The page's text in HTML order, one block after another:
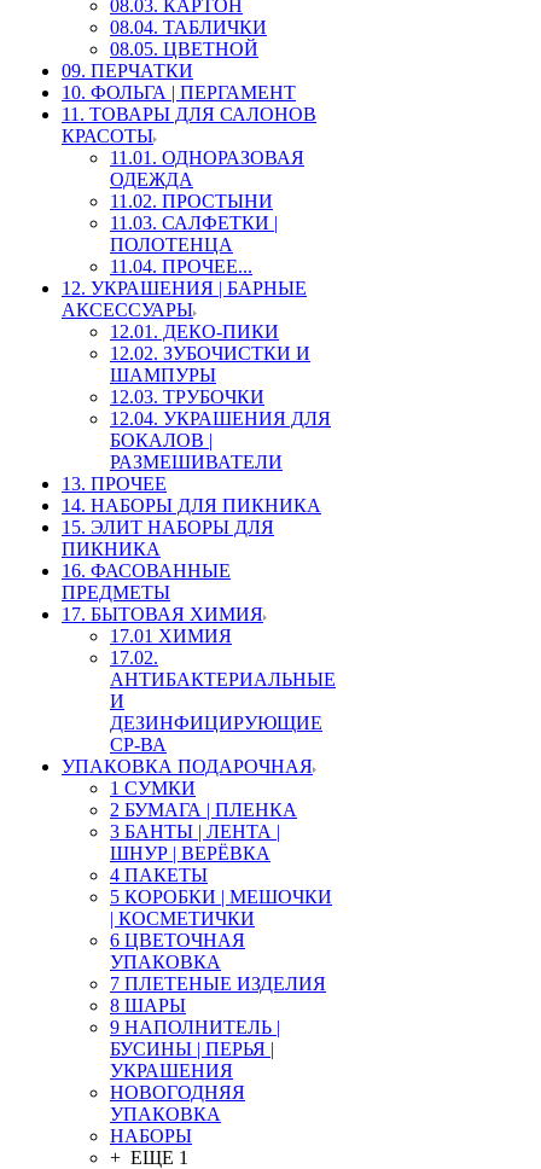
08.03. КАРТОН
08.04. ТАБЛИЧКИ
08.05. ЦВЕТНОЙ
09. ПЕРЧАТКИ
10. ФОЛЬГА | ПЕРГАМЕНТ
11. ТОВАРЫ ДЛЯ САЛОНОВ
КРАСОТЫ
11.01. ОДНОРАЗОВАЯ
ОДЕЖДА
11.02. ПРОСТЫНИ
11.03. САЛФЕТКИ |
ПОЛОТЕНЦА
11.04. ПРОЧЕЕ...
12. УКРАШЕНИЯ | БАРНЫЕ
АКСЕССУАРЫ
12.01. ДЕКО-ПИКИ
12.02. ЗУБОЧИСТКИ И
ШАМПУРЫ
12.03. ТРУБОЧКИ
12.04. УКРАШЕНИЯ ДЛЯ
БОКАЛОВ |
РАЗМЕШИВАТЕЛИ
13. ПРОЧЕЕ
14. НАБОРЫ ДЛЯ ПИКНИКА
15. ЭЛИТ НАБОРЫ ДЛЯ
ПИКНИКА
16. ФАСОВАННЫЕ
ПРЕДМЕТЫ
17. БЫТОВАЯ ХИМИЯ
17.01 ХИМИЯ
17.02.
АНТИБАКТЕРИАЛЬНЫЕ
И
ДЕЗИНФИЦИРУЮЩИЕ
СР-ВА
УПАКОВКА ПОДАРОЧНАЯ
1 СУМКИ
2 БУМАГА | ПЛЕНКА
3 БАНТЫ | ЛЕНТА |
ШНУР | ВЕРЁВКА
4 ПАКЕТЫ
5 КОРОБКИ | МЕШОЧКИ
| КОСМЕТИЧКИ
6 ЦВЕТОЧНАЯ
УПАКОВКА
7 ПЛЕТЕНЫЕ ИЗДЕЛИЯ
8 ШАРЫ
9 НАПОЛНИТЕЛЬ |
БУСИНЫ | ПЕРЬЯ |
УКРАШЕНИЯ
НОВОГОДНЯЯ
УПАКОВКА
НАБОРЫ
+ ЕЩЕ 1